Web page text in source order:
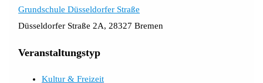
Grundschule Düsseldorfer Straße
Düsseldorfer Straße 2A, 28327 Bremen
Veranstaltungstyp
Kultur & Freizeit